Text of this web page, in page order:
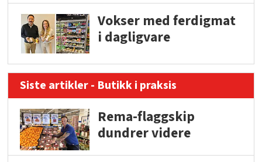
Vokser med ferdigmat
i dagligvare
Siste artikler - Butikk i praksis
Rema-flaggskip
dundrer videre